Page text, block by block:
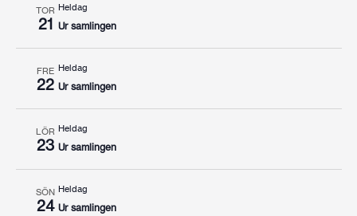
TOR
21
Heldag
Ur samlingen
FRE
22
Heldag
Ur samlingen
LÖR
23
Heldag
Ur samlingen
SÖN
24
Heldag
Ur samlingen